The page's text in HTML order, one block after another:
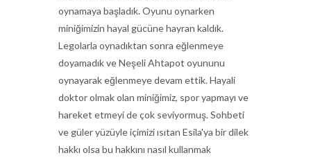
oynamaya başladık. Oyunu oynarken
miniğimizin hayal gücüne hayran kaldık.
Legolarla oynadıktan sonra eğlenmeye
doyamadık ve Neşeli Ahtapot oyununu
oynayarak eğlenmeye devam ettik. Hayali
doktor olmak olan miniğimiz, spor yapmayı ve
hareket etmeyi de çok seviyormuş. Sohbeti
ve güler yüzüyle içimizi ısıtan Esila'ya bir dilek
hakkı olsa bu hakkını nasıl kullanmak